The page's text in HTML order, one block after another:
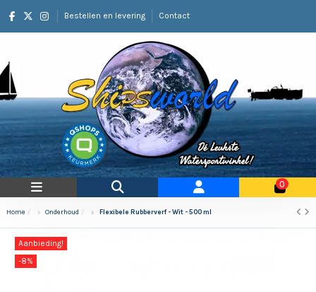
Bestellen en levering Contact
0
Home Onderhoud Flexibele Rubberverf - Wit - 500 ml
Aanbieding!
-8%